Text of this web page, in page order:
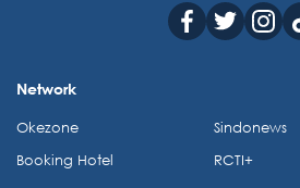
Network
Okezone
Booking Hotel
Sindonews
RCTI+